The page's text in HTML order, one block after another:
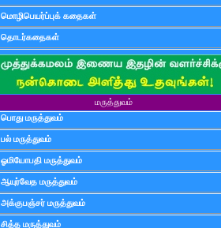
மொழிபெயர்ப்புக் கதைகள்
தொடர்கதைகள்
மருத்துவம்
பொது மருத்துவம்
பல் மருத்துவம்
ஓமியோபதி மருத்துவம்
ஆயுர்வேத மருத்துவம்
அக்குபஞ்சர் மருத்துவம்
சித்த மருத்துவம்